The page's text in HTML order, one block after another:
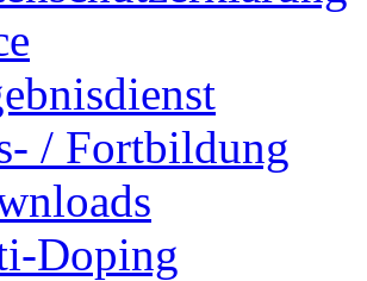
/ Fortbildung
Doping